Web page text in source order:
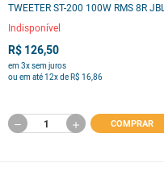
TWEETER ST-200 100W RMS 8R JBL
Indisponível
R$ 126,50
em 3x sem juros
ou em até 12x de R$ 16,86
COMPRAR